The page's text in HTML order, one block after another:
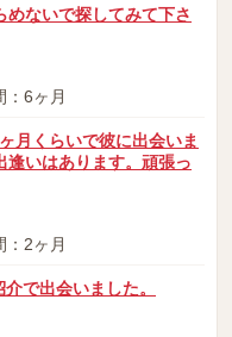
めないで探してみて下さ
：6ヶ月
月くらいで彼に出会いま
逢いはあります。頑張っ
：2ヶ月
で出会いました。